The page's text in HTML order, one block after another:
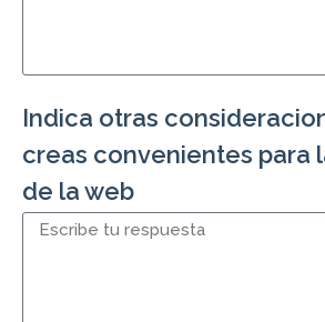
Indica otras
creas convenientes para
de la web